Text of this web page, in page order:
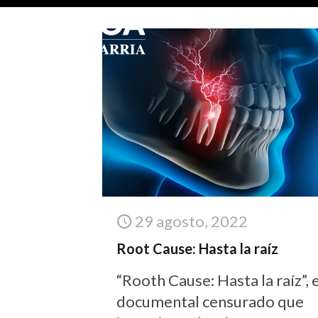
29 agosto, 2022
Root Cause: Hasta la raíz
“Rooth Cause: Hasta la raíz”,
documental censurado que